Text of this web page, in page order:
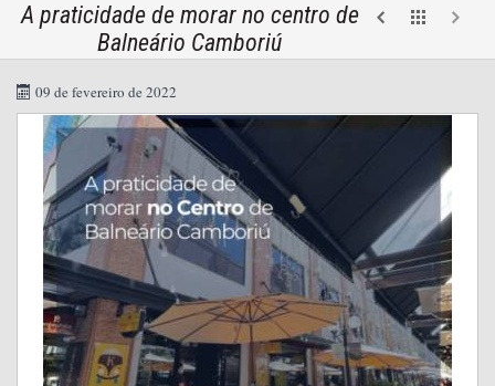
A praticidade de morar no centro de
Balneário Camboriú
09 de fevereiro de 2022